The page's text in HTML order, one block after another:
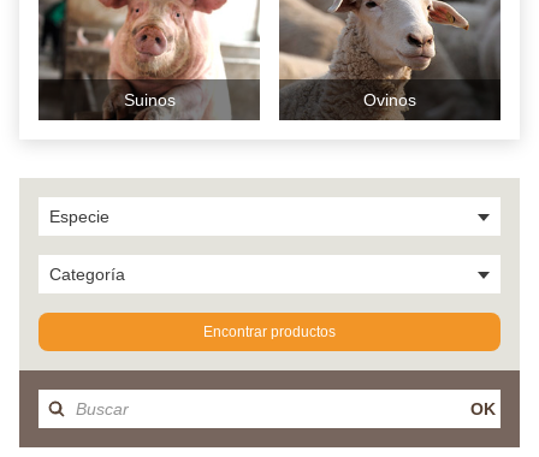
Suinos Ovinos
Especie
Categoría
Encontrar productos
OK